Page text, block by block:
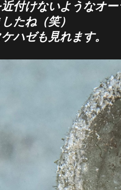
付けないようなオ
たね（笑）
ハゼも見れます。